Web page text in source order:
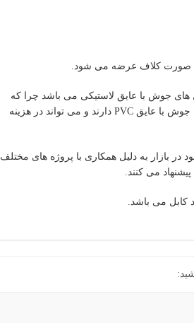
های جوش با عایق لاستیکی می باشد چرا که
این کابل ها استحکام و طول عمر بالاتری نسبت به کابل های جوش با عایق PVC دارند و می تواند در هزینه
در بازار به دلیل همکاری با پروژه های مختلف
می کنند.
کابل می باشد.